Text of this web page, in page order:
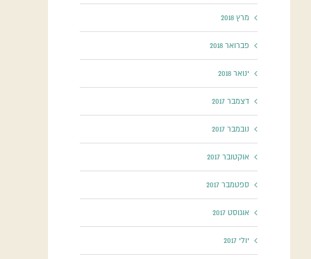
מרץ 2018
פברואר 2018
ינואר 2018
דצמבר 2017
נובמבר 2017
אוקטובר 2017
ספטמבר 2017
אוגוסט 2017
יולי 2017